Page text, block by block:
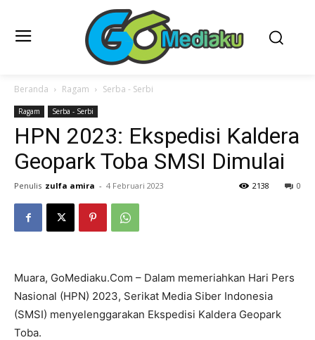
Beranda Ragam Serba - Serbi
Ragam Serba - Serbi
HPN 2023: Ekspedisi Kaldera
Geopark Toba SMSI Dimulai
Penulis zulfa amira - 4 Februari 2023 0
2138
Muara, GoMediaku.Com – Dalam memeriahkan Hari Pers
Nasional (HPN) 2023, Serikat Media Siber Indonesia
(SMSI) menyelenggarakan Ekspedisi Kaldera Geopark
Toba.